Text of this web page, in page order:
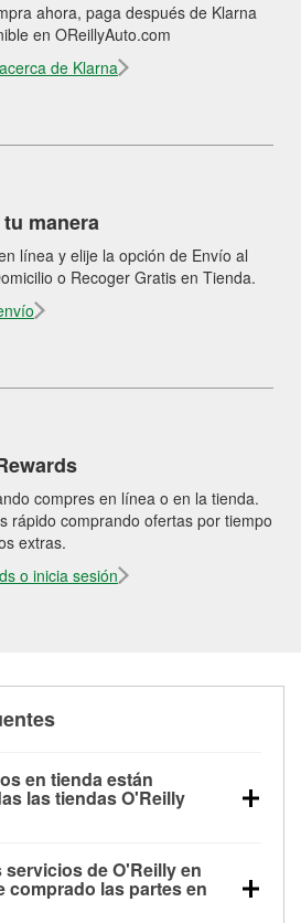
ahora, paga después de Klarna
en OReillyAuto.com
de Klarna
manera
línea y elije la opción de Envío al
o Recoger Gratis en Tienda.
compres en línea o en la tienda.
rápido comprando ofertas por tiempo
extras.
o inicia sesión
en tienda están
las tiendas O'Reilly
pruebas de alternador y
de la luz “Check Engine”
de O'Reilly en
comprado las partes en